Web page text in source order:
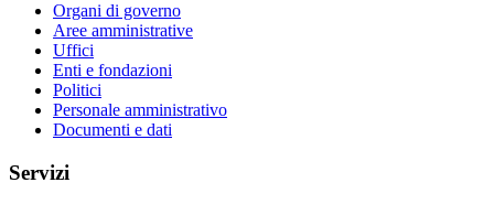
Organi di governo
Aree amministrative
Uffici
Enti e fondazioni
Politici
Personale amministrativo
Documenti e dati
Servizi